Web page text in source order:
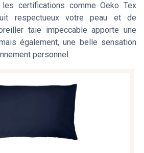
certifications comme Oeko Tex
respectueux votre peau et de
taie impeccable apporte une
également, une belle sensation
personnel.